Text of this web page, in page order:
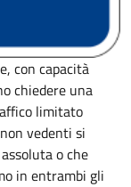
con capacità
chiedere una
limitato
vedenti si
o che
in entrambi gli